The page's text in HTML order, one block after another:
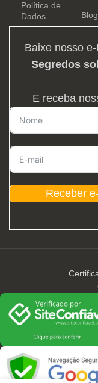
Política de
Dados
Blog
Baixe nosso
Segredos
E receba
Receber